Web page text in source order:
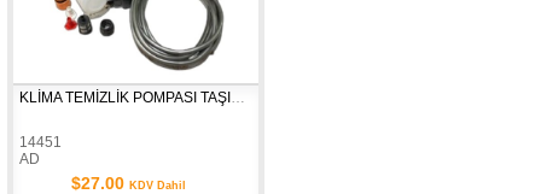
KLİMA TEMİZLİK POMPASI TAŞINABİLİR 21V ŞARJLI ÇANTALI
14451
AD
$27.00 KDV Dahil